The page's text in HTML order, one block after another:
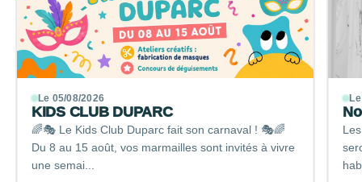
Le 05/08/2026
KIDS CLUB DUPARC
🌈🎭 Le Kids Club Duparc fait son carnaval ! 🎭🌈
Du 8 au 15 août, vos marmailles sont invités à vivre
une semai...